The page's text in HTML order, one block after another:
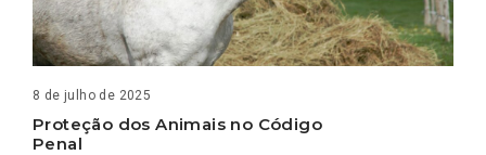
8 de julho de 2025
Proteção dos Animais no Código
Penal